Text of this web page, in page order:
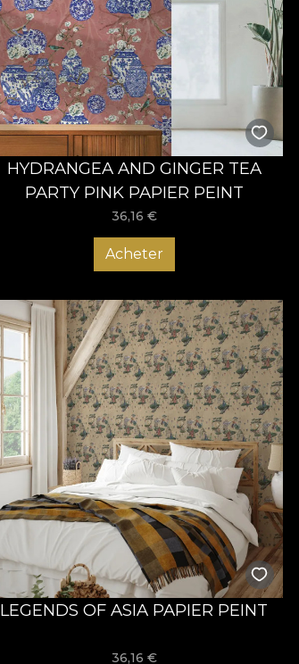
HYDRANGEA AND GINGER TEA
PARTY PINK PAPIER PEINT
36,16 €
Acheter
LEGENDS OF ASIA PAPIER PEINT
36,16 €